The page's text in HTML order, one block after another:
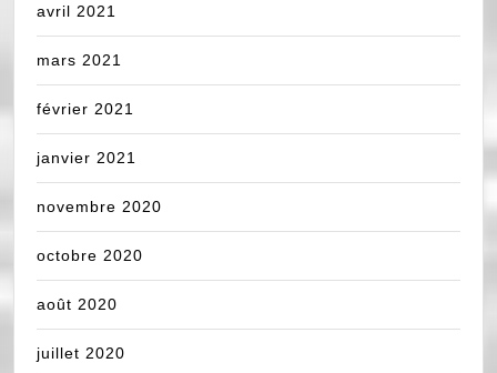
avril 2021
mars 2021
février 2021
janvier 2021
novembre 2020
octobre 2020
août 2020
juillet 2020